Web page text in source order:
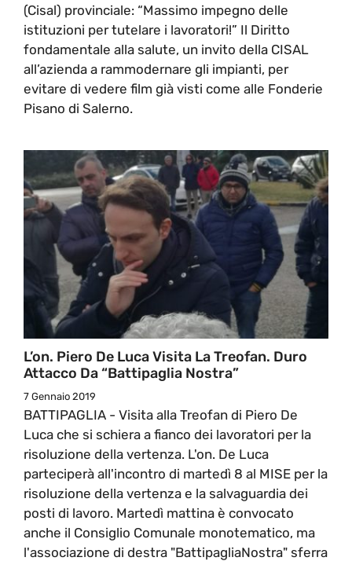
(Cisal) provinciale: “Massimo impegno delle
istituzioni per tutelare i lavoratori!” Il Diritto
fondamentale alla salute, un invito della CISAL
all’azienda a rammodernare gli impianti, per
evitare di vedere film già visti come alle Fonderie
Pisano di Salerno.
L’on. Piero De Luca Visita La Treofan. Duro
Attacco Da “Battipaglia Nostra”
7 Gennaio 2019
BATTIPAGLIA - Visita alla Treofan di Piero De
Luca che si schiera a fianco dei lavoratori per la
risoluzione della vertenza. L'on. De Luca
parteciperà all'incontro di martedì 8 al MISE per la
risoluzione della vertenza e la salvaguardia dei
posti di lavoro. Martedì mattina è convocato
anche il Consiglio Comunale monotematico, ma
l'associazione di destra "BattipagliaNostra" sferra